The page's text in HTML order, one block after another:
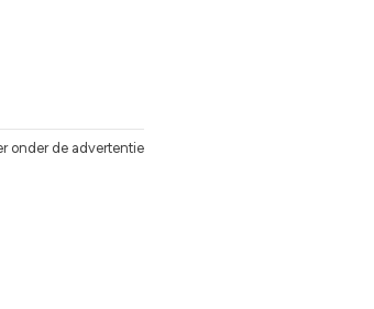
onder de advertentie